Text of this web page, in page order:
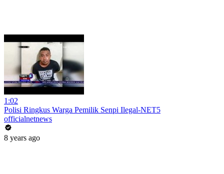
1:02
Polisi Ringkus Warga Pemilik Senpi Ilegal-NET5
officialnetnews
8 years ago